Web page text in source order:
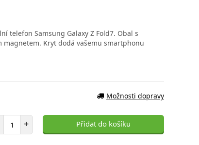
telefon Samsung Galaxy Z Fold7. Obal s
Kryt dodá vašemu smartphonu
Možnosti dopravy
Počet položek
+ Přidat do košíku